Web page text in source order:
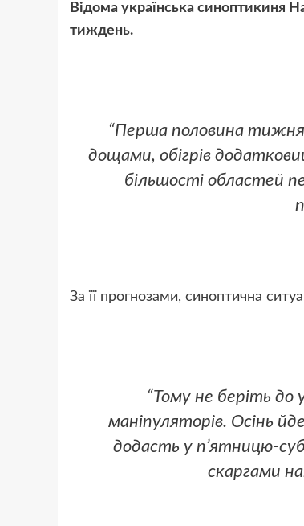
Відома українська синоптикиня
тиждень.
“Перша половина тижня
дощами, обігрів
більшості областей
За її прогнозами, синоптична
“Тому не беріть до
маніпуляторів. Осінь
додасть у п’ятницю-
скаргами